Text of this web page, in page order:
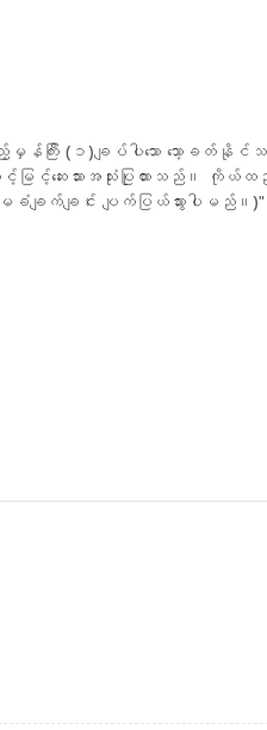
ြီး (၁)ချပ်ပါသော သော့ခတ်
င့်ဆေးသားအသုံးပြုထားသည်။
ျက်ချင်း ပျက်ပြယ်သွားပါမည်။)"